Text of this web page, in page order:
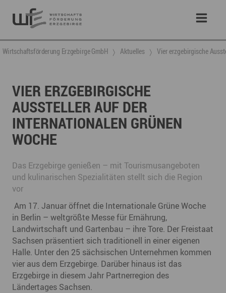
Wirtschaftsförderung Erzgebirge GmbH Aktuelles Vier erzgebirgische
VIER ERZGEBIRGISCHE
AUSSTELLER AUF DER
INTERNATIONALEN GRÜNEN
WOCHE
Das Erzgebirge genießen – mit Tourismusangeboten
und kulinarischen Spezialitäten stellt sich die Region
vor
Am 17. Januar öffnet die Internationale Grüne Woche
in Berlin – weltgrößte Messe für Ernährung,
Landwirtschaft und Gartenbau – ihre Tore. Der Freistaat
Sachsen präsentiert sich traditionell in einer eigenen
Halle. Unter den 25 sächsischen Unternehmen kommen
vier aus dem Erzgebirge. Darüber hinaus ist das
Erzgebirge in diesem Jahr Partnerregion des
Ländertages Sachsen.